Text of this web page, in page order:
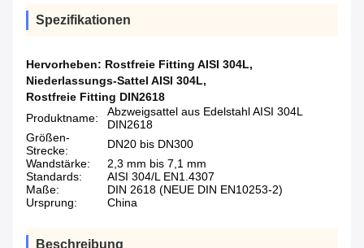
Spezifikationen
Hervorheben: Rostfreie Fitting AISI 304L,
Niederlassungs-Sattel AISI 304L,
Rostfreie Fitting DIN2618
Produktname:
Abzweigsattel aus Edelstahl AISI 304L
DIN2618
Größen-
Strecke:
DN20 bis DN300
Wandstärke:
2,3 mm bis 7,1 mm
Standards:
AISI 304/L EN1.4307
Maße:
DIN 2618 (NEUE DIN EN10253-2)
Ursprung:
China
Beschreibung